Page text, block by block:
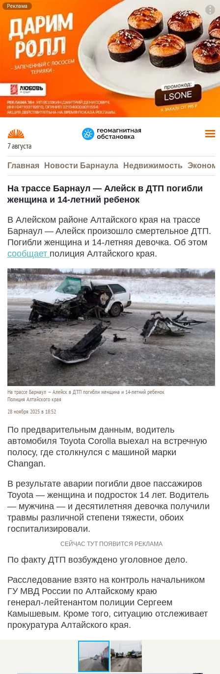
Реклама
7 августа
Главная Новости Барнаула Недвижимость
На трассе Барнаул — Алейск в ДТП погибли
женщина и 14-летний ребенок
В Алейском районе Алтайского края на трассе
Барнаул — Алейск произошло смертельное ДТП.
Погибли женщина и 14‑летняя девочка. Об этом
сообщает полиция Алтайского края.
На трассе Барнаул — Алейск в ДТП погибли женщина и 14-летний ребенок
Полиция Алтайского края
28 ноября 2025 в 18:52
По предварительным данным, водитель
автомобиля Toyota Corolla выехал на встречную
полосу, где столкнулся с машиной марки
Changan.
В результате аварии погибли двое пассажиров
Toyota — женщина и подросток 14 лет. Водитель
— мужчина — и десятилетняя девочка получили
травмы различной степени тяжести, обоих
госпитализировали.
По факту ДТП возбуждено уголовное дело.
Расследование взято на контроль начальником
ГУ МВД России по Алтайскому краю
генерал‑лейтенантом полиции Сергеем
Камышевым. Кроме того, ситуацию отслеживает
прокуратура Алтайского края.